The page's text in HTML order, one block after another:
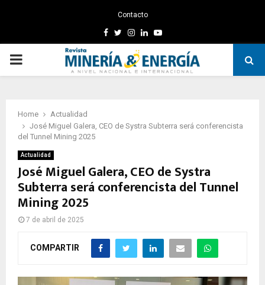
Contacto
Facebook
TwitterInstagram
LinkedinYoutube
PRIMARY
Home
Actualidad
José Miguel Galera, CEO de Systra Subterra será conferencista
del Tunnel Mining 2025
Actualidad
José Miguel Galera, CEO de Systra
Subterra será conferencista del Tunnel
Mining 2025
7 de abril de 2025
COMPARTIR